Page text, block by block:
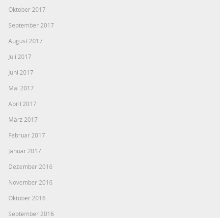
Oktober 2017
September 2017
August 2017
Juli 2017
Juni 2017
Mai 2017
April 2017
März 2017
Februar 2017
Januar 2017
Dezember 2016
November 2016
Oktober 2016
September 2016